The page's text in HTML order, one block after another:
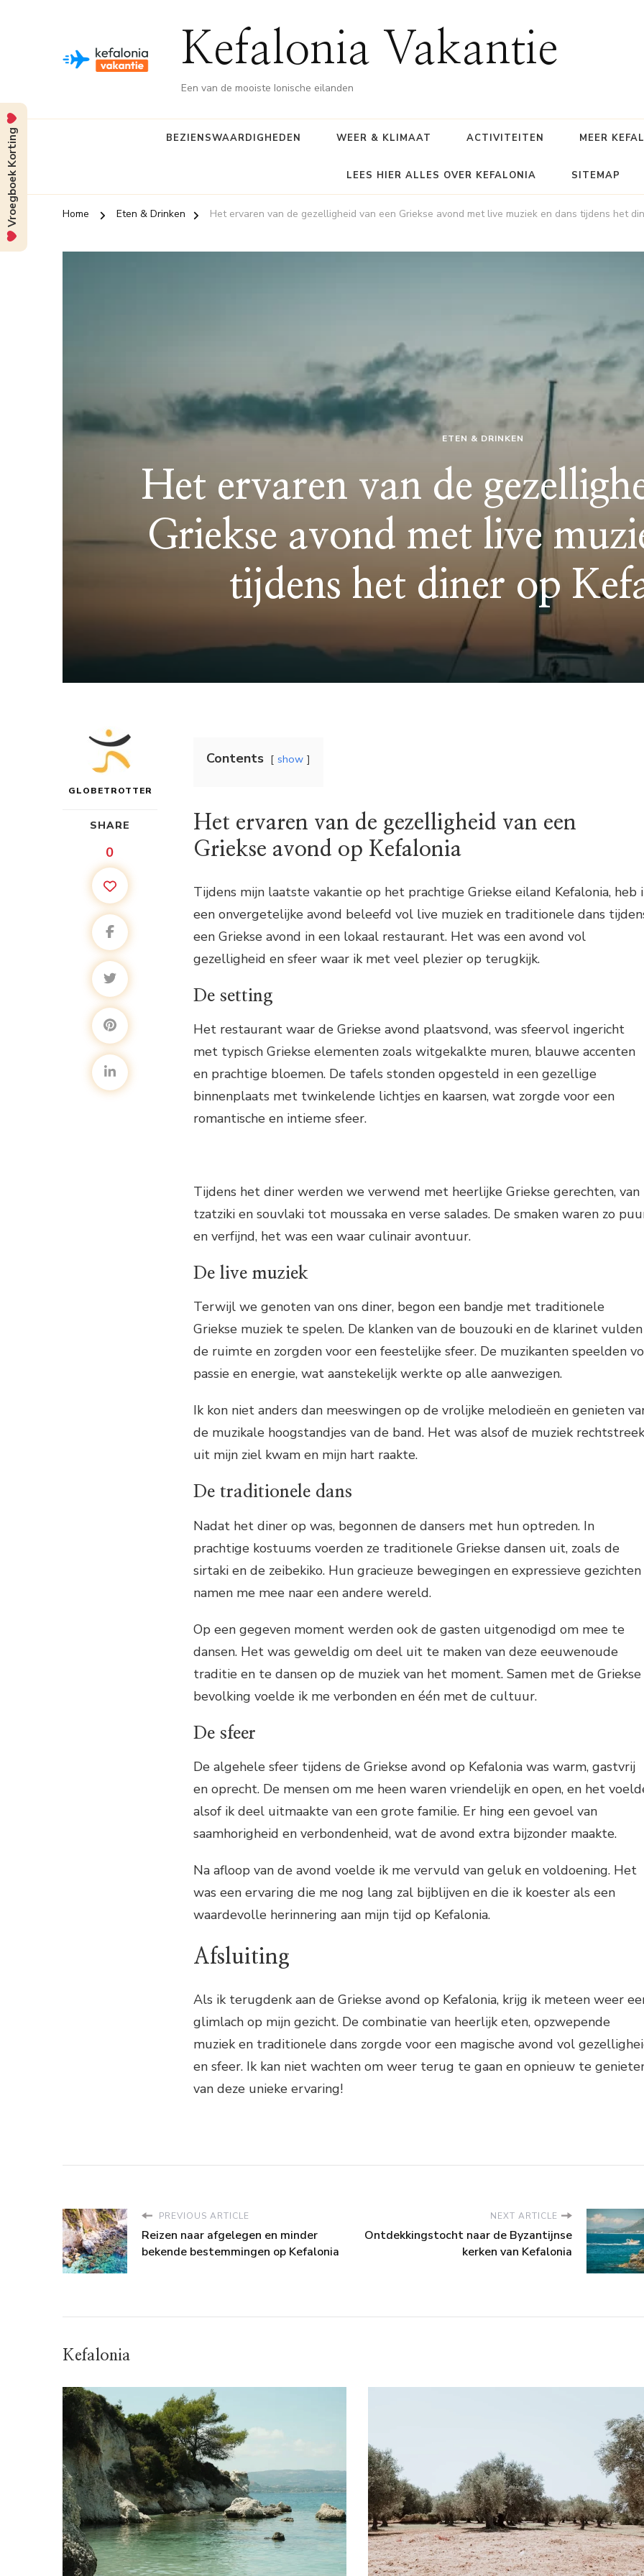
Kefalonia Vakantie
Een van de mooiste Ionische eilanden
BEZIENSWAARDIGHEDEN WEER & KLIMAAT ACTIVITEITEN MEER
LEES HIER ALLES OVER KEFALONIA SITEMAP
Home Eten & Drinken Het ervaren van de gezelligheid van een Griekse avond met live muziek en dans tijdens het
ETEN & DRINKEN
Het ervaren van de
Griekse avond met live
tijdens het diner op
GLOBETROTTER
SHARE
0
Contents show
Het ervaren van de gezelligheid van een
Griekse avond op Kefalonia
Tijdens mijn laatste vakantie op het prachtige Griekse eiland Kefalonia, heb
een onvergetelijke avond beleefd vol live muziek en traditionele dans
een Griekse avond in een lokaal restaurant. Het was een avond vol
gezelligheid en sfeer waar ik met veel plezier op terugkijk.
De setting
Het restaurant waar de Griekse avond plaatsvond, was sfeervol ingericht
met typisch Griekse elementen zoals witgekalkte muren, blauwe accenten
en prachtige bloemen. De tafels stonden opgesteld in een gezellige
binnenplaats met twinkelende lichtjes en kaarsen, wat zorgde voor een
romantische en intieme sfeer.
Tijdens het diner werden we verwend met heerlijke Griekse gerechten, van
tzatziki en souvlaki tot moussaka en verse salades. De smaken waren zo
en verfijnd, het was een waar culinair avontuur.
De live muziek
Terwijl we genoten van ons diner, begon een bandje met traditionele
Griekse muziek te spelen. De klanken van de bouzouki en de klarinet vulden
de ruimte en zorgden voor een feestelijke sfeer. De muzikanten speelden
passie en energie, wat aanstekelijk werkte op alle aanwezigen.
Ik kon niet anders dan meeswingen op de vrolijke melodieën en genieten
de muzikale hoogstandjes van de band. Het was alsof de muziek
uit mijn ziel kwam en mijn hart raakte.
De traditionele dans
Nadat het diner op was, begonnen de dansers met hun optreden. In
prachtige kostuums voerden ze traditionele Griekse dansen uit, zoals de
sirtaki en de zeibekiko. Hun gracieuze bewegingen en expressieve gezichten
namen me mee naar een andere wereld.
Op een gegeven moment werden ook de gasten uitgenodigd om mee te
dansen. Het was geweldig om deel uit te maken van deze eeuwenoude
traditie en te dansen op de muziek van het moment. Samen met de Griekse
bevolking voelde ik me verbonden en één met de cultuur.
De sfeer
De algehele sfeer tijdens de Griekse avond op Kefalonia was warm, gastvrij
en oprecht. De mensen om me heen waren vriendelijk en open, en het
alsof ik deel uitmaakte van een grote familie. Er hing een gevoel van
saamhorigheid en verbondenheid, wat de avond extra bijzonder maakte.
Na afloop van de avond voelde ik me vervuld van geluk en voldoening. Het
was een ervaring die me nog lang zal bijblijven en die ik koester als een
waardevolle herinnering aan mijn tijd op Kefalonia.
Afsluiting
Als ik terugdenk aan de Griekse avond op Kefalonia, krijg ik meteen weer
glimlach op mijn gezicht. De combinatie van heerlijk eten, opzwepende
muziek en traditionele dans zorgde voor een magische avond vol
en sfeer. Ik kan niet wachten om weer terug te gaan en opnieuw te
van deze unieke ervaring!
PREVIOUS ARTICLE
Reizen naar afgelegen en minder
bekende bestemmingen op Kefalonia
NEXT ARTICLE
Ontdekkingstocht naar de Byzantijnse
kerken van Kefalonia
Kefalonia
Vroegboek Korting